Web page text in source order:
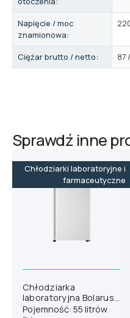
Napięcie / moc
znamionowa:
Ciężar brutto / netto: 87
Sprawdź inne
Chłodziarki laboratoryjne i
farmaceutyczne
Chłodziarka
laboratoryjna Bolarus
SLC 55
Pojemność: 55 litrów